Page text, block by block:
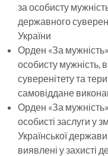
за особисту
державного
України
Орден «За
особисту мужність,
суверенітету та
самовіддане
Орден «За
особисті заслуги у
Української
виявлені у захисті